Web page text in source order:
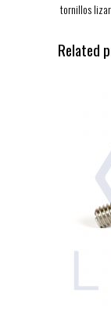
tornillos lizar
Related